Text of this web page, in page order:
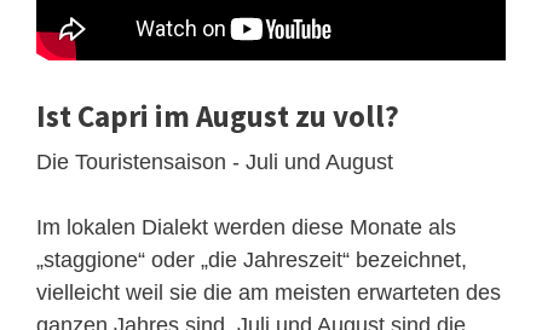
Ist Capri im August zu voll?
Die Touristensaison - Juli und August
Im lokalen Dialekt werden diese Monate als
„staggione“ oder „die Jahreszeit“ bezeichnet,
vielleicht weil sie die am meisten erwarteten des
ganzen Jahres sind. Juli und August sind die